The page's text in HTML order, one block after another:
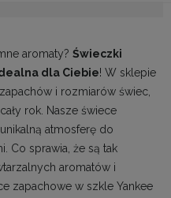
aromaty? Świeczki
dla Ciebie! W sklepie
i rozmiarów świec,
rok. Nasze świece
atmosferę do
Co sprawia, że są tak
aromatów i
zapachowe w szkle Yankee